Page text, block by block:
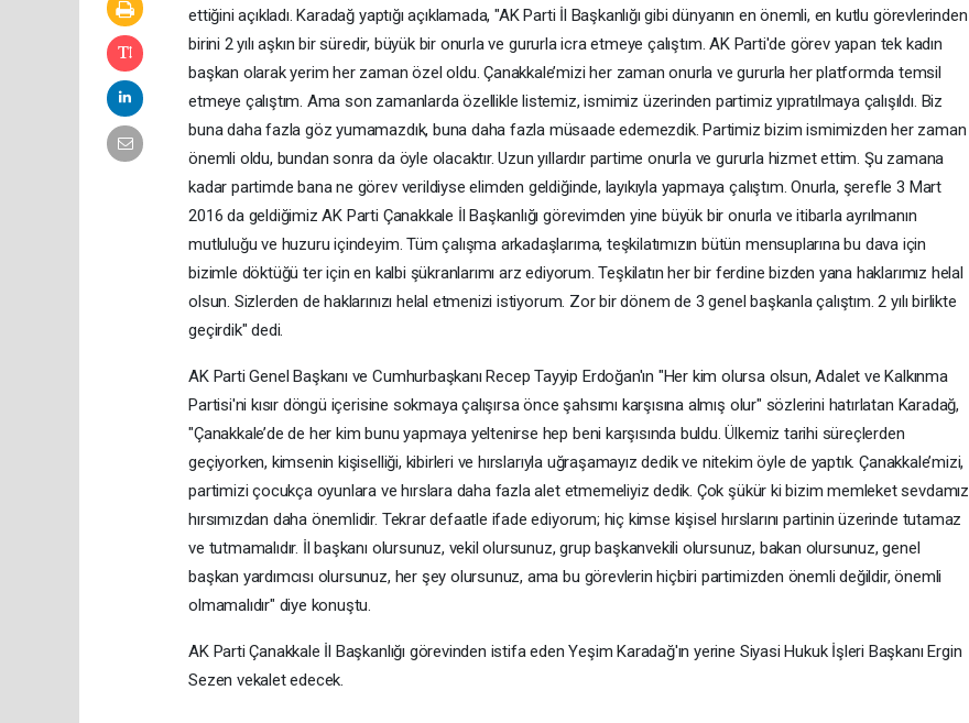
ettiğini açıkladı. Karadağ yaptığı açıklamada, "AK Parti İl Başkanlığı gibi dünyanın en önemli, en kutlu görevlerinden
birini 2 yılı aşkın bir süredir, büyük bir onurla ve gururla icra etmeye çalıştım. AK Parti'de görev yapan tek kadın
başkan olarak yerim her zaman özel oldu. Çanakkale’mizi her zaman onurla ve gururla her platformda temsil
etmeye çalıştım. Ama son zamanlarda özellikle listemiz, ismimiz üzerinden partimiz yıpratılmaya çalışıldı. Biz
buna daha fazla göz yumamazdık, buna daha fazla müsaade edemezdik. Partimiz bizim ismimizden her zaman
önemli oldu, bundan sonra da öyle olacaktır. Uzun yıllardır partime onurla ve gururla hizmet ettim. Şu zamana
kadar partimde bana ne görev verildiyse elimden geldiğinde, layıkıyla yapmaya çalıştım. Onurla, şerefle 3 Mart
2016 da geldiğimiz AK Parti Çanakkale İl Başkanlığı görevimden yine büyük bir onurla ve itibarla ayrılmanın
mutluluğu ve huzuru içindeyim. Tüm çalışma arkadaşlarıma, teşkilatımızın bütün mensuplarına bu dava için
bizimle döktüğü ter için en kalbi şükranlarımı arz ediyorum. Teşkilatın her bir ferdine bizden yana haklarımız helal
olsun. Sizlerden de haklarınızı helal etmenizi istiyorum. Zor bir dönem de 3 genel başkanla çalıştım. 2 yılı birlikte
geçirdik" dedi.
AK Parti Genel Başkanı ve Cumhurbaşkanı Recep Tayyip Erdoğan'ın "Her kim olursa olsun, Adalet ve Kalkınma
Partisi'ni kısır döngü içerisine sokmaya çalışırsa önce şahsımı karşısına almış olur" sözlerini hatırlatan Karadağ,
"Çanakkale’de de her kim bunu yapmaya yeltenirse hep beni karşısında buldu. Ülkemiz tarihi süreçlerden
geçiyorken, kimsenin kişiselliği, kibirleri ve hırslarıyla uğraşamayız dedik ve nitekim öyle de yaptık. Çanakkale’mizi,
partimizi çocukça oyunlara ve hırslara daha fazla alet etmemeliyiz dedik. Çok şükür ki bizim memleket sevdamız
hırsımızdan daha önemlidir. Tekrar defaatle ifade ediyorum; hiç kimse kişisel hırslarını partinin üzerinde tutamaz
ve tutmamalıdır. İl başkanı olursunuz, vekil olursunuz, grup başkanvekili olursunuz, bakan olursunuz, genel
başkan yardımcısı olursunuz, her şey olursunuz, ama bu görevlerin hiçbiri partimizden önemli değildir, önemli
olmamalıdır" diye konuştu.
AK Parti Çanakkale İl Başkanlığı görevinden istifa eden Yeşim Karadağ'ın yerine Siyasi Hukuk İşleri Başkanı Ergin
Sezen vekalet edecek.